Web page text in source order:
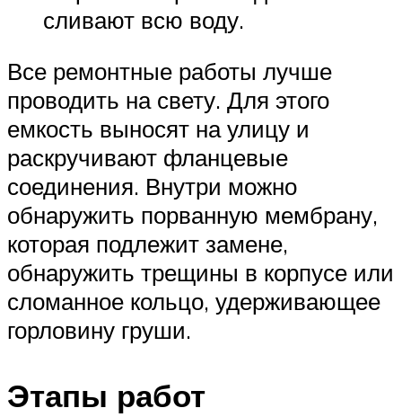
сливают всю воду.
Все ремонтные работы лучше
проводить на свету. Для этого
емкость выносят на улицу и
раскручивают фланцевые
соединения. Внутри можно
обнаружить порванную мембрану,
которая подлежит замене,
обнаружить трещины в корпусе или
сломанное кольцо, удерживающее
горловину груши.
Этапы работ